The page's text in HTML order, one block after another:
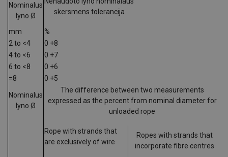
Nominalus
lyno Ø
skersmens tolerancija
mm
%
2 to <4
0 +8
4 to <6
0 +7
6 to <8
0 +6
=8
0 +5
Nominalus
lyno Ø
The difference between two measurements
expressed as the percent from nominal diameter for
unloaded rope
Rope with strands that
are exclusively of wire
Ropes with strands that
incorporate fibre centres